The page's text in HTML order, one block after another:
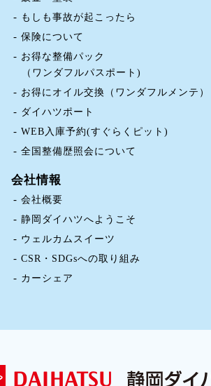
もしも事故が起こったら
保険について
お得な整備パック
（ワンダフルパスポート)
お得にオイル交換（ワンダフルメンテ）
ダイハツポート
WEB入庫予約(すぐらくピット)
全国整備歴照会について
会社情報
会社概要
静岡ダイハツへようこそ
ウェルカムスイーツ
CSR・SDGsへの取り組み
カーシェア